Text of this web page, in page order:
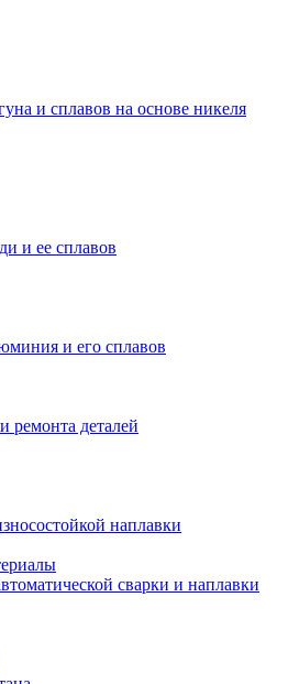
и сплавов на основе никеля
и ее сплавов
и его сплавов
ремонта деталей
наплавки
сварки и наплавки